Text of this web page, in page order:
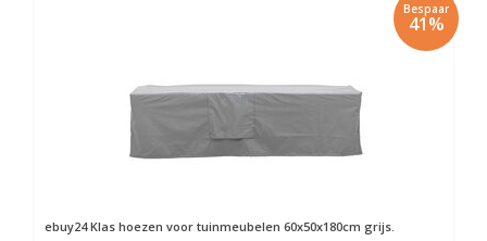
Bespaar
41%
ebuy24Klas hoezen voor tuinmeubelen 60x50x180cm grijs.